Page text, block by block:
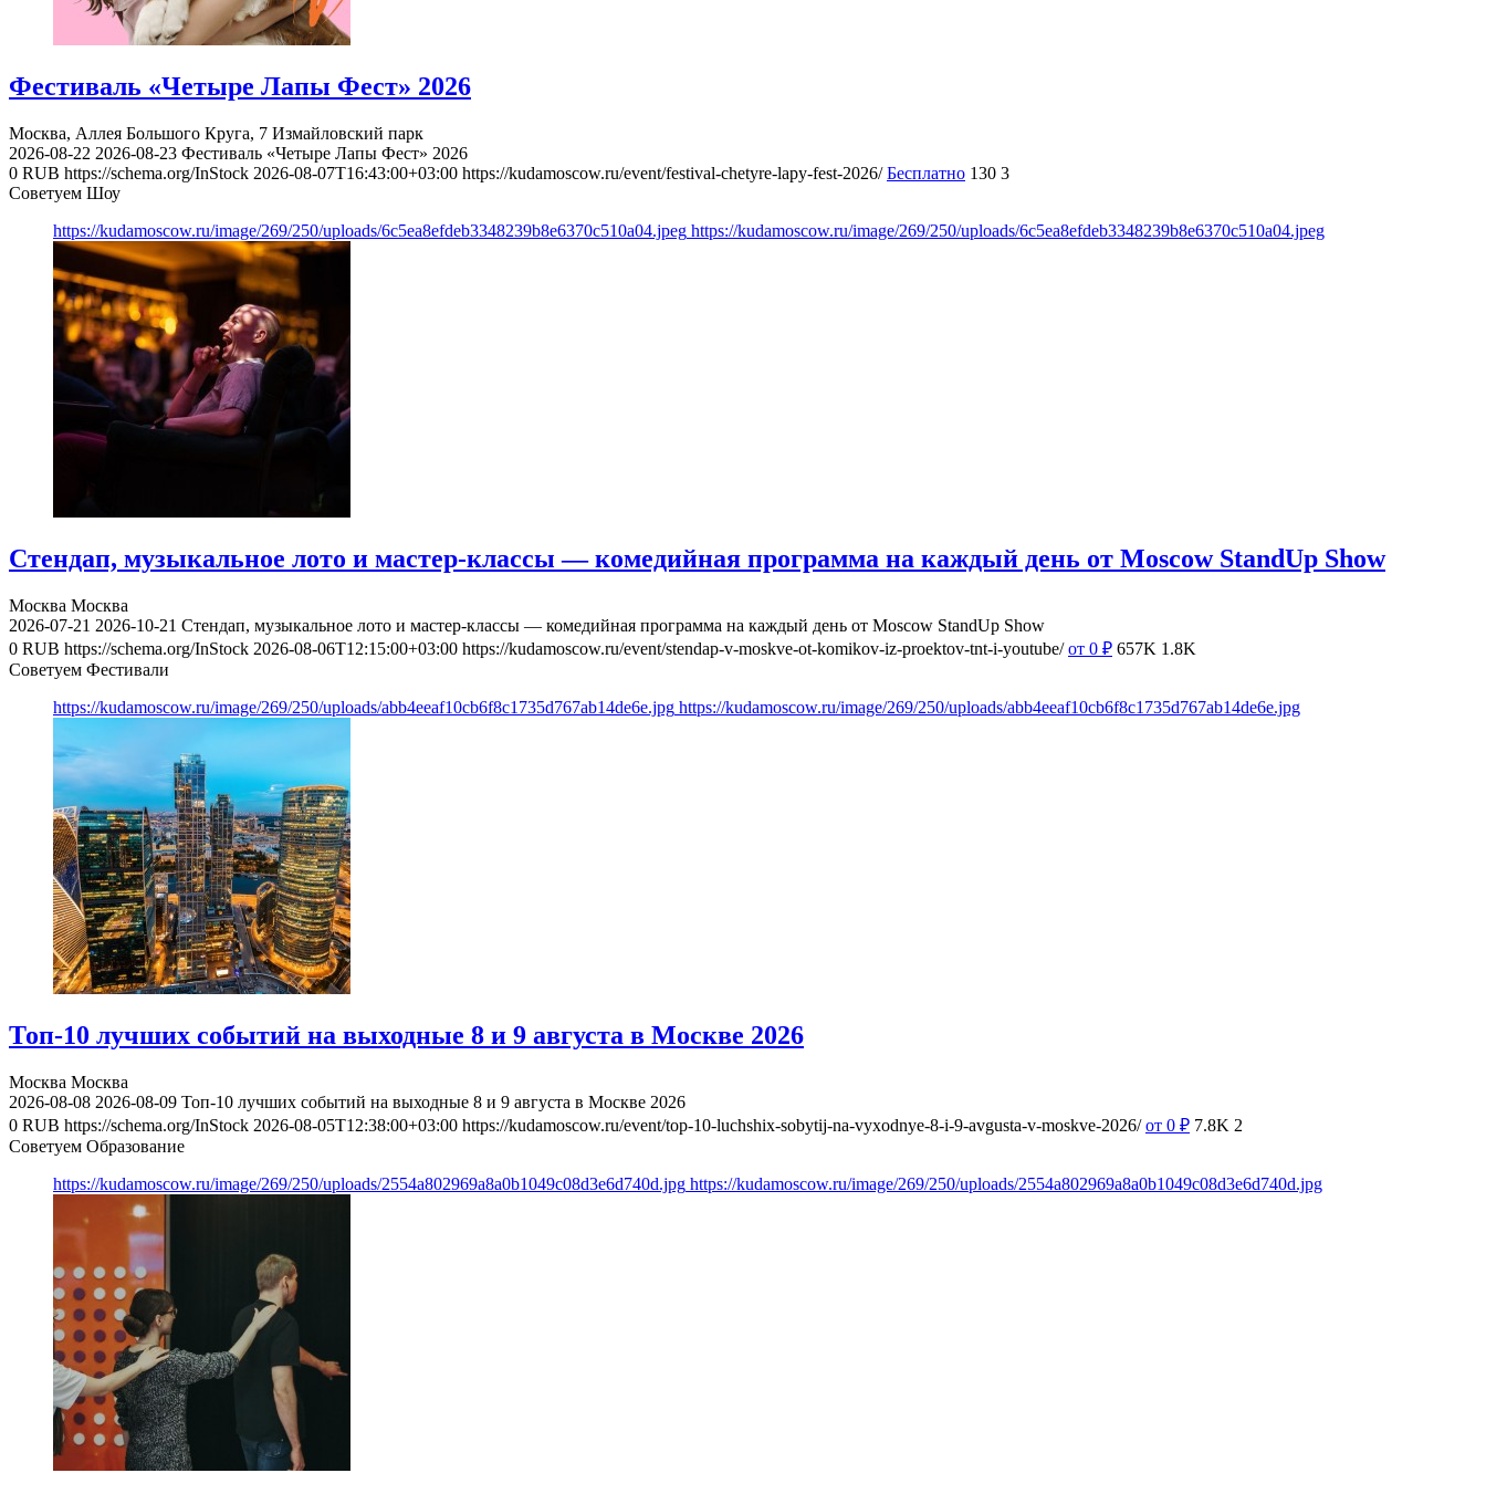
Фестиваль «Четыре Лапы Фест» 2026
Москва, Аллея Большого Круга, 7 Измайловский парк
2026-08-22 2026-08-23 Фестиваль «Четыре Лапы Фест» 2026
0 RUB https://schema.org/InStock 2026-08-07T16:43:00+03:00 https://kudamoscow.ru/event/festival-chetyre-lapy-fest-2026/ Бесплатно 130 3
Советуем Шоу
https://kudamoscow.ru/image/269/250/uploads/6c5ea8efdeb3348239b8e6370c510a04.jpeg https://kudamoscow.ru/image/269/250/uploads/6c5ea8efdeb3348239b8e6370c510a04.jpeg
Стендап, музыкальное лото и мастер-классы — комедийная программа на каждый день от Moscow StandUp Show
Москва Москва
2026-07-21 2026-10-21 Стендап, музыкальное лото и мастер-классы — комедийная программа на каждый день от Moscow StandUp Show
0 RUB https://schema.org/InStock 2026-08-06T12:15:00+03:00 https://kudamoscow.ru/event/stendap-v-moskve-ot-komikov-iz-proektov-tnt-i-youtube/ от 0 ₽ 657K 1.8K
Советуем Фестивали
https://kudamoscow.ru/image/269/250/uploads/abb4eeaf10cb6f8c1735d767ab14de6e.jpg https://kudamoscow.ru/image/269/250/uploads/abb4eeaf10cb6f8c1735d767ab14de6e.jpg
Топ-10 лучших событий на выходные 8 и 9 августа в Москве 2026
Москва Москва
2026-08-08 2026-08-09 Топ-10 лучших событий на выходные 8 и 9 августа в Москве 2026
0 RUB https://schema.org/InStock 2026-08-05T12:38:00+03:00 https://kudamoscow.ru/event/top-10-luchshix-sobytij-na-vyxodnye-8-i-9-avgusta-v-moskve-2026/ от 0 ₽ 7.8K 2
Советуем Образование
https://kudamoscow.ru/image/269/250/uploads/2554a802969a8a0b1049c08d3e6d740d.jpg https://kudamoscow.ru/image/269/250/uploads/2554a802969a8a0b1049c08d3e6d740d.jpg